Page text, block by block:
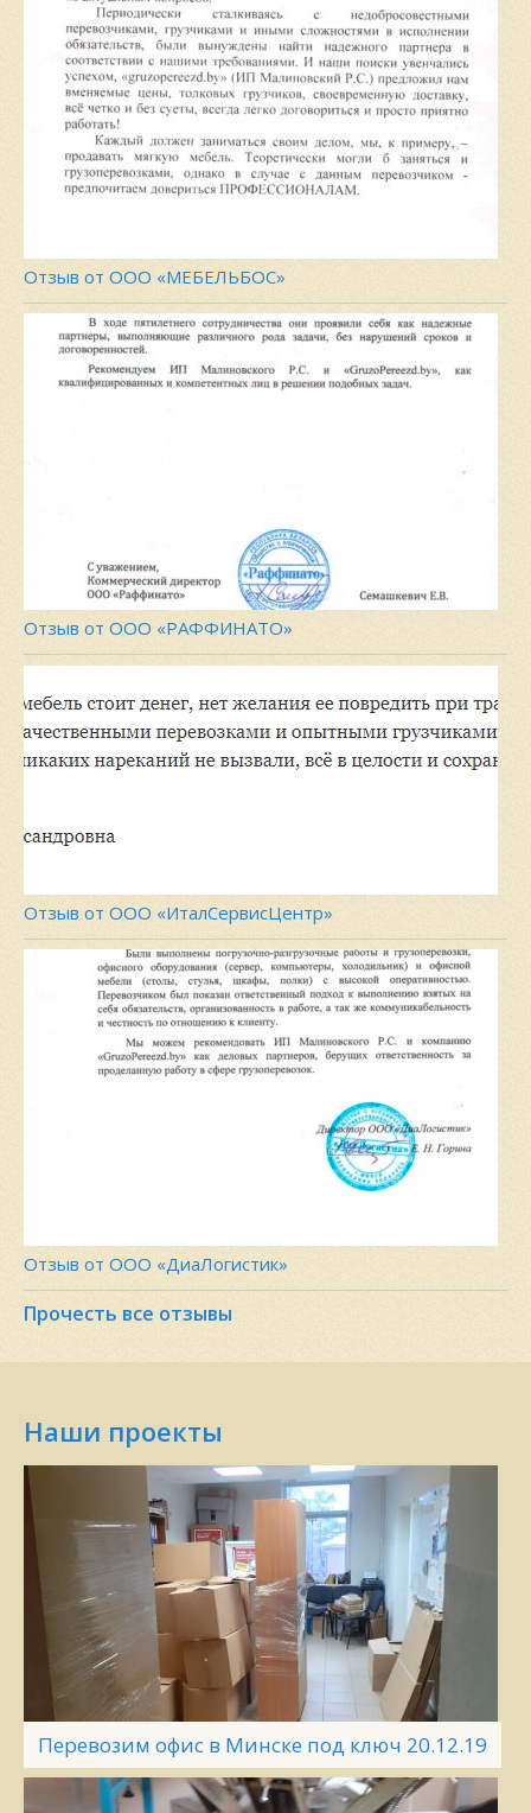
Отзыв от ООО «МЕБЕЛЬБОС»
Отзыв от ООО «РАФФИНАТО»
Отзыв от ООО «ИталСервисЦентр»
Отзыв от ООО «ДиаЛогистик»
Прочесть все отзывы
Наши проекты
Перевозим офис в Минске под ключ 20.12.19